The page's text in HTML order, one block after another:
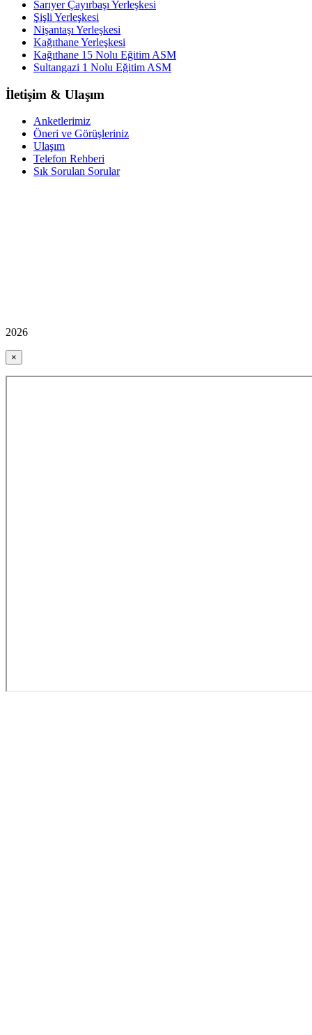
Sarıyer Çayırbaşı Yerleşkesi
Şişli Yerleşkesi
Nişantaşı Yerleşkesi
Kağıthane Yerleşkesi
Kağıthane 15 Nolu Eğitim ASM
Sultangazi 1 Nolu Eğitim ASM
İletişim & Ulaşım
Anketlerimiz
Öneri ve Görüşleriniz
Ulaşım
Telefon Rehberi
Sık Sorulan Sorular
2026
×